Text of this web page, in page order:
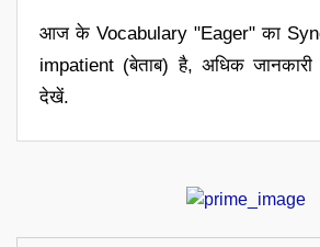
आज के Vocabulary "Eager" का
impatient (बेताब) है, अधिक
देखें.